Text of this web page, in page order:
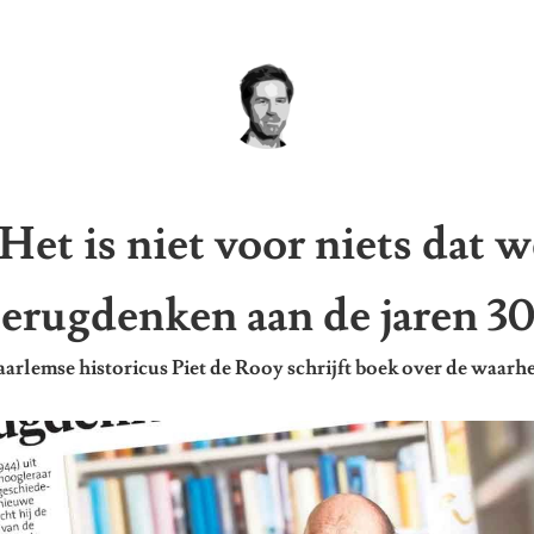
is niet voor niets dat
aan de jaren
historicus Piet de Rooy schrijft boek over de